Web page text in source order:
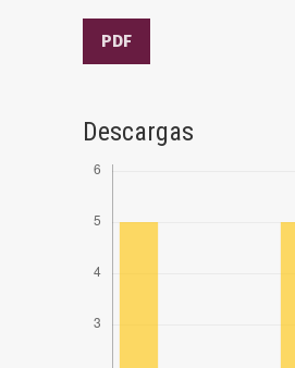
PDF
Descargas